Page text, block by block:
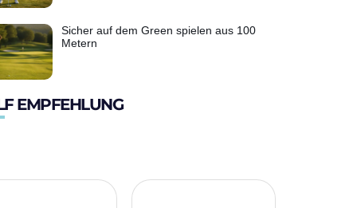
Sicher auf dem Green spielen aus 100
Metern
EMPFEHLUNG